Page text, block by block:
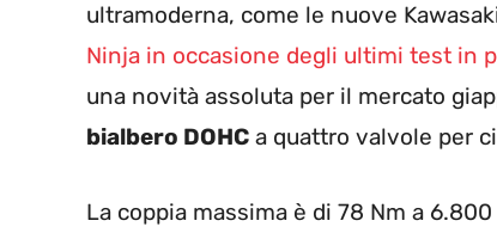
ultramoderna, come le nuove
Ninja in occasione degli ultimi test in
una novità assoluta per il mercato
bialbero DOHC a quattro valvole per
La coppia massima è di 78 Nm a